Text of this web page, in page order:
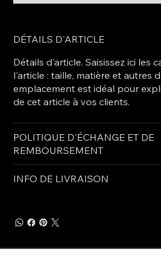
DÉTAILS D'ARTICLE
Détails d'article. Saisissez ici les
l'article : taille, matière et autres
emplacement est idéal pour
de cet article à vos clients.
POLITIQUE D'ÉCHANGE ET DE
REMBOURSEMENT
INFO DE LIVRAISON